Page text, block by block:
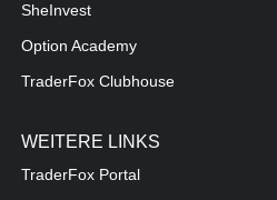
SheInvest
Option Academy
TraderFox Clubhouse
WEITERE LINKS
TraderFox Portal